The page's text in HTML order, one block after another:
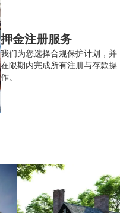
押金注册服务
我们为您选择合规保护计划，并
在限期内完成所有注册与存款操
作。